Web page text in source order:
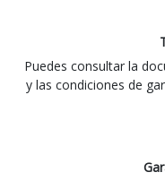
Puedes consultar la
y las condiciones de